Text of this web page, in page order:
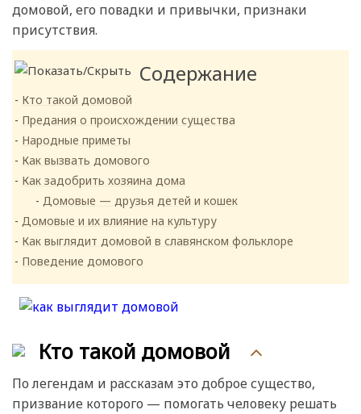
домовой, его повадки и привычки, признаки
присутствия.
Содержание
Кто такой домовой
Предания о происхождении существа
Народные приметы
Как вызвать домового
Как задобрить хозяина дома
Домовые — друзья детей и кошек
Домовые и их влияние на культуру
Как выглядит домовой в славянском фольклоре
Поведение домового
Кто такой домовой
По легендам и рассказам это доброе существо,
призвание которого — помогать человеку решать